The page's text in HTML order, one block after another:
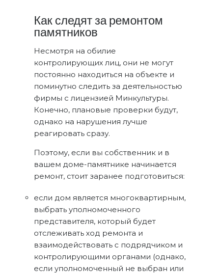
Как следят за ремонтом
памятников
Несмотря на обилие
контролирующих лиц, они не могут
постоянно находиться на объекте и
поминутно следить за деятельностью
фирмы с лицензией Минкультуры.
Конечно, плановые проверки будут,
однако на нарушения лучше
реагировать сразу.
Поэтому, если вы собственник и в
вашем доме-памятнике начинается
ремонт, стоит заранее подготовиться:
если дом является многоквартирным,
выбрать уполномоченного
представителя, который будет
отслеживать ход ремонта и
взаимодействовать с подрядчиком и
контролирующими органами (однако,
если уполномоченный не выбран или